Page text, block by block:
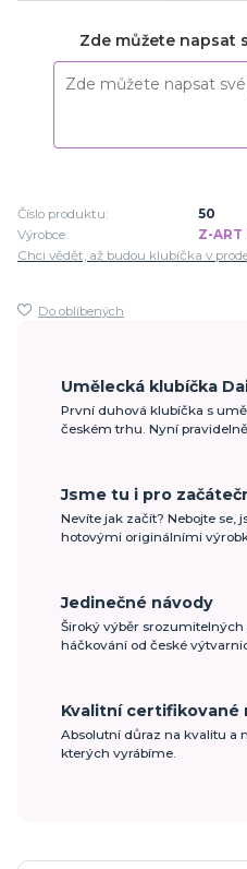
Zde můžete napsat
Číslo produktu:
50
Výrobce:
Z-
Chci vědět, až budou klubíčka v
Do oblíbených
Umělecká klubíčka
První duhová klubíčka s
českém trhu. Nyní
Jsme tu i pro
Nevíte jak začít? Nebojte se,
hotovými originálními
Jedinečné návody
Široký výběr
háčkování od české
Kvalitní certifikované
Absolutní důraz na kvalitu a
kterých vyrábíme.